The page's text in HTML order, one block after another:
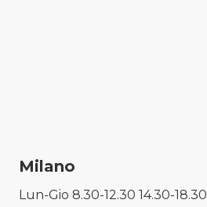
Milano
Lun-Gio 8.30-12.30 14.30-18.30